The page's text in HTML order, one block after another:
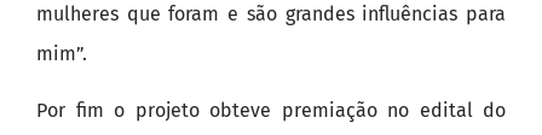
mulheres que foram e são grandes influências para
mim”.
Por fim o projeto obteve premiação no edital do